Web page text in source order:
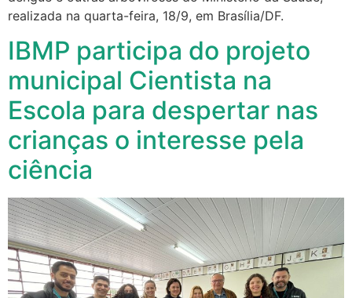
realizada na quarta-feira, 18/9, em Brasília/DF.
IBMP participa do projeto
municipal Cientista na
Escola para despertar nas
crianças o interesse pela
ciência